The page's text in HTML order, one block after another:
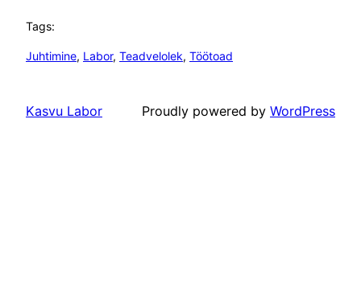
Tags:
Juhtimine, Labor, Teadvelolek, Töötoad
Kasvu Labor Proudly powered by WordPress